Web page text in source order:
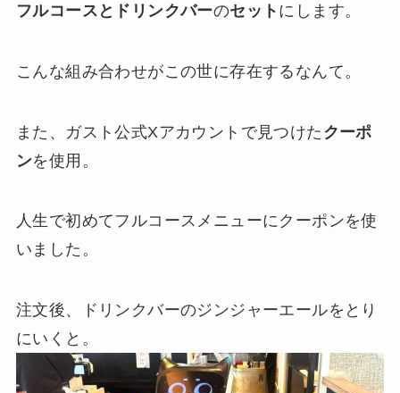
フルコースとドリンクバーのセット にします。
こんな組み合わせがこの世に存在するなんて。
また、ガスト公式Xアカウントで見つけた クーポ
ンを使用。
人生で初めてフルコースメニューにクーポンを使
いました。
注文後、ドリンクバーのジンジャーエールをとり
にいくと。